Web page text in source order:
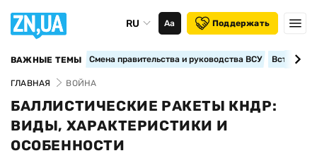
RU Аа Поддержать
ВАЖНЫЕ ТЕМЫ Смена правительства и руководства ВСУ
ГЛАВНАЯ ВОЙНА
БАЛЛИСТИЧЕСКИЕ РАКЕТЫ КНДР:
ВИДЫ, ХАРАКТЕРИСТИКИ И
ОСОБЕННОСТИ